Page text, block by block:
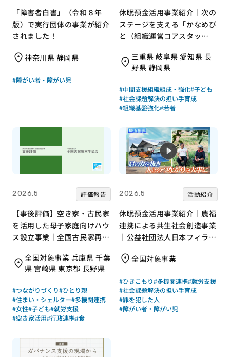
「障害者白書」（令和８年
版）で実行団体の事業が紹介
されました！
神奈川県 静岡県
#障がい者・障がい児
休眠預金活用事業紹介｜次の
ステージを支える「かなめび
と（組織運営コアスタッ
化｜特定非営利活動法人ボラ
ンタリーネイバーズ
三重県 岐阜県 愛知県 長
野県 静岡県
#中間支援組織組成・強化#子ども
#社会課題解決の担い手育成
#組織基盤強化#若者
2026.5 評価報告
【事後評価】空き家・古民家
を活用した母子家庭向けハウ
ス設立事業｜全国古民家再生
全国対象事業 兵庫県 千葉
県 宮崎県 東京都 長野県
#つながりづくり#ひとり親
#住まい・シェルター#多機関連携
#女性#子ども#就労支援
#空き家活用#行政連携#食
2026.5 活動紹介
休眠預金活用事業紹介｜農福
連携による共生社会創造事業
｜公益社団法人日本フィラン
全国対象事業
#ひきこもり#多機関連携#就労支援
#社会課題解決の担い手育成
#罪を犯した人
#障がい者・障がい児